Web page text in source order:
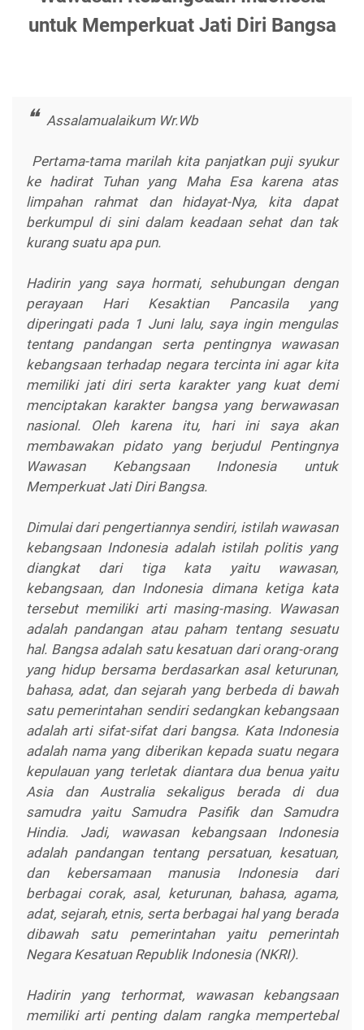
untuk Memperkuat Jati Diri Bangsa
Assalamualaikum Wr.Wb
Pertama-tama marilah kita panjatkan puji syukur
ke hadirat Tuhan yang Maha Esa karena atas
limpahan rahmat dan hidayat-Nya, kita dapat
berkumpul di sini dalam keadaan sehat dan tak
kurang suatu apa pun.
Hadirin yang saya hormati, sehubungan dengan
perayaan Hari Kesaktian Pancasila yang
diperingati pada 1 Juni lalu, saya ingin mengulas
tentang pandangan serta pentingnya wawasan
kebangsaan terhadap negara tercinta ini agar kita
memiliki jati diri serta karakter yang kuat demi
menciptakan karakter bangsa yang berwawasan
nasional. Oleh karena itu, hari ini saya akan
membawakan pidato yang berjudul Pentingnya
Wawasan Kebangsaan Indonesia untuk
Memperkuat Jati Diri Bangsa.
Dimulai dari pengertiannya sendiri, istilah wawasan
kebangsaan Indonesia adalah istilah politis yang
diangkat dari tiga kata yaitu wawasan,
kebangsaan, dan Indonesia dimana ketiga kata
tersebut memiliki arti masing-masing. Wawasan
adalah pandangan atau paham tentang sesuatu
hal. Bangsa adalah satu kesatuan dari orang-orang
yang hidup bersama berdasarkan asal keturunan,
bahasa, adat, dan sejarah yang berbeda di bawah
satu pemerintahan sendiri sedangkan kebangsaan
adalah arti sifat-sifat dari bangsa. Kata Indonesia
adalah nama yang diberikan kepada suatu negara
kepulauan yang terletak diantara dua benua yaitu
Asia dan Australia sekaligus berada di dua
samudra yaitu Samudra Pasifik dan Samudra
Hindia. Jadi, wawasan kebangsaan Indonesia
adalah pandangan tentang persatuan, kesatuan,
dan kebersamaan manusia Indonesia dari
berbagai corak, asal, keturunan, bahasa, agama,
adat, sejarah, etnis, serta berbagai hal yang berada
dibawah satu pemerintahan yaitu pemerintah
Negara Kesatuan Republik Indonesia (NKRI).
Hadirin yang terhormat, wawasan kebangsaan
memiliki arti penting dalam rangka mempertebal